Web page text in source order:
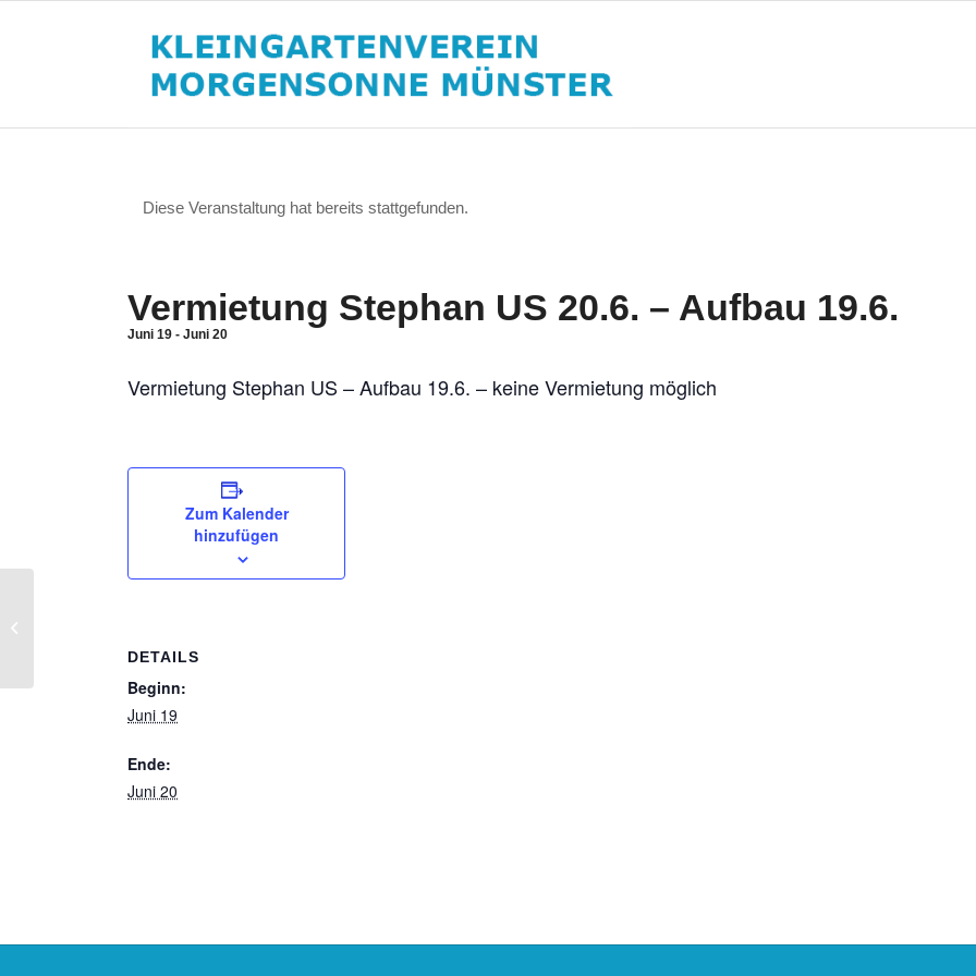
Diese Veranstaltung hat bereits stattgefunden.
Vermietung Stephan US 20.6. – Aufbau 19.6.
Juni 19 -Juni 20
Vermietung Stephan US – Aufbau 19.6. – keine Vermietung möglich
Zum Kalender
hinzufügen
DETAILS
Beginn:
Juni 19
Ende:
Juni 20